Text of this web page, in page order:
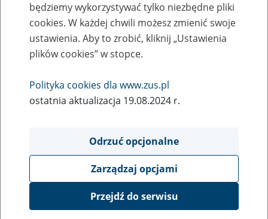
Dokumenty elektroniczne
sierpnia
W sierpniu 2014 opublikowane zostałoRozporządzenie
Parlamentu Europejskiego i Rady w sprawie identyfikacji
elektronicznej i usług zaufania w odniesieniu do transakcji
elektronicznych na rynku wewnętrznym(eIDAS), które wraz z
systemem aktów delegowanych zastąpiło w lipcu 2016
będziemy wykorzystywać tylko niezbędne pliki
cookies. W każdej chwili możesz zmienić swoje
ustawienia. Aby to zrobić, kliknij „Ustawienia
plików cookies” w stopce.
Polityka cookies dla www.zus.pl
ostatnia aktualizacja 19.08.2024 r.
Odrzuć opcjonalne
Zarządzaj opcjami
Przejdź do serwisu